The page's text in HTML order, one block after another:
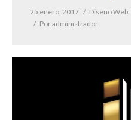
25 enero, 2017 Diseño Web
Poradministrador